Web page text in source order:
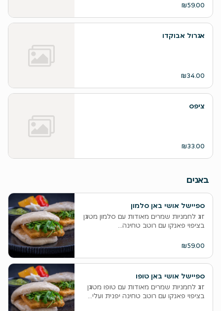
₪59.00
אגרול אבוקדו
₪34.00
ציפס
₪33.00
באנים
ספיישל אושי באן סלמון
זוג לחמניות שמרים מאודות עם סלמון מטוגן
בציפוי פאנקו עם רוטב טחינה...
₪59.00
ספיישל אושי באן טופו
זוג לחמניות שמרים מאודות עם טופו מטוגן
בציפוי פאנקו עם רוטב טחינה יפנית ועלי...